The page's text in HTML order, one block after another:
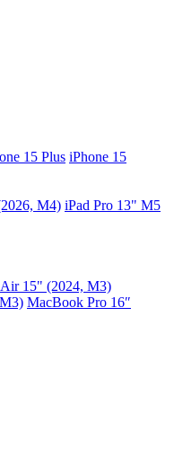
15 Plus iPhone 15
M4) iPad Pro 13" M5
15" (2024, M3)
MacBook Pro 16″